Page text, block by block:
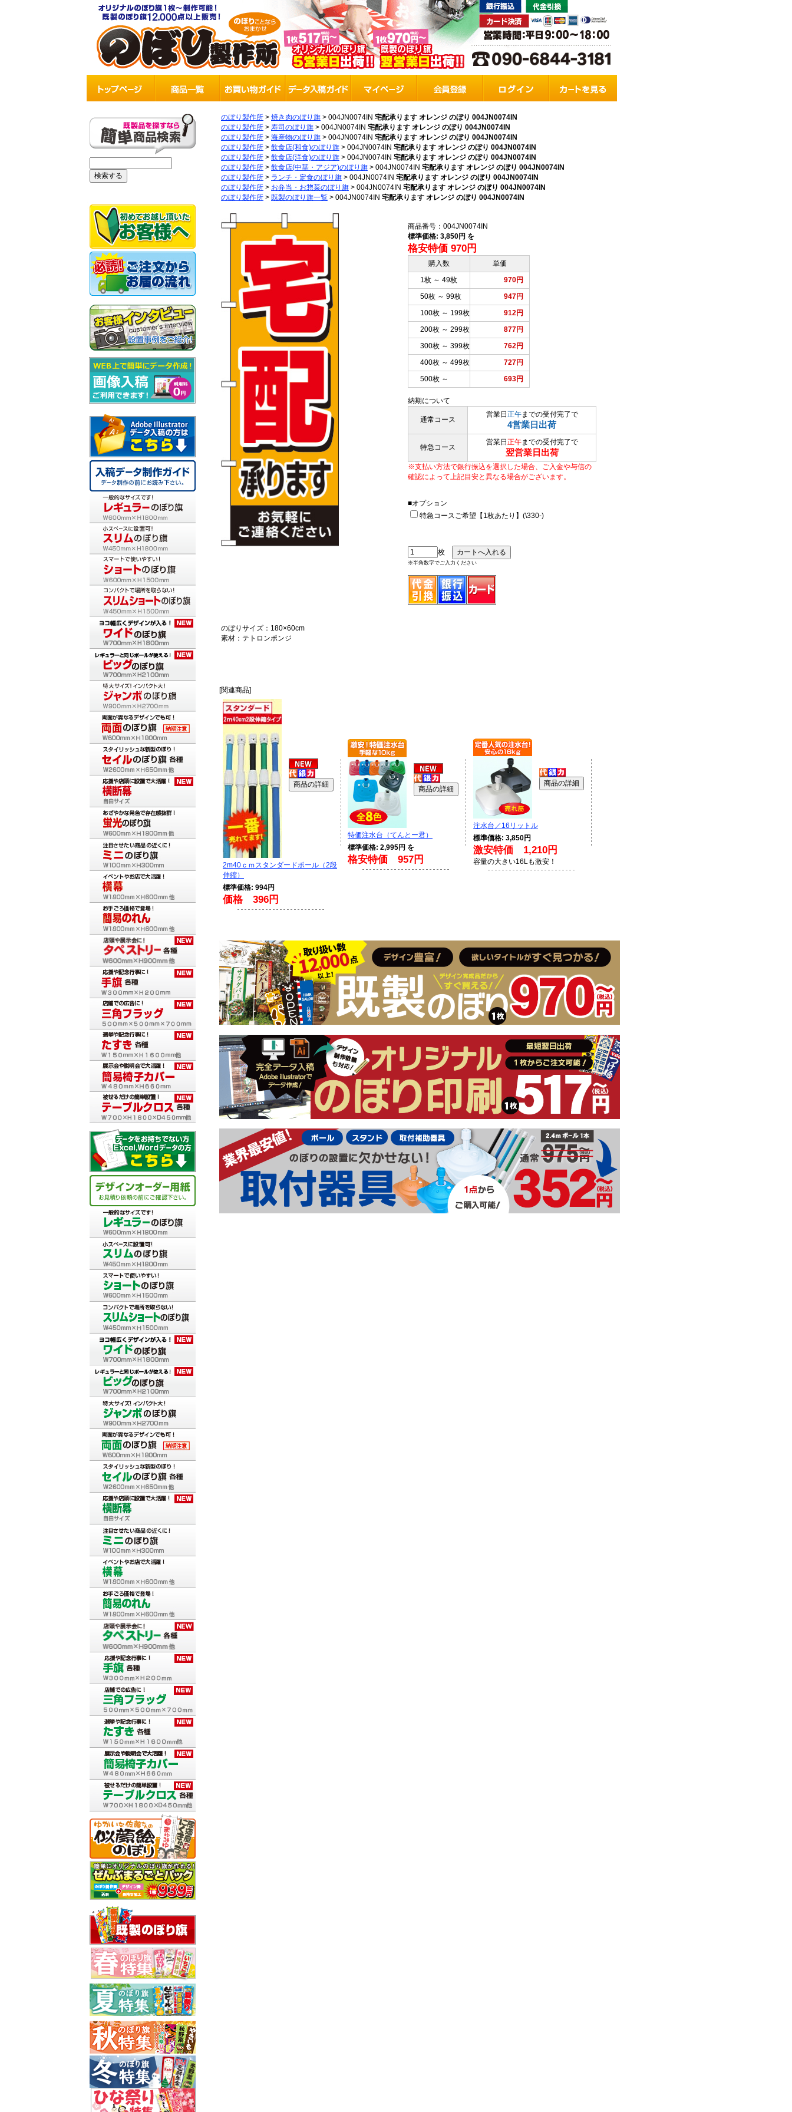
のぼり製作所 > 焼き肉のぼり旗 > 004JN0074IN 宅配承ります オレンジ のぼり 004JN0074IN
のぼり製作所 > 寿司のぼり旗 > 004JN0074IN 宅配承ります オレンジ のぼり 004JN0074IN
のぼり製作所 > 海産物のぼり旗 > 004JN0074IN 宅配承ります オレンジ のぼり 004JN0074IN
のぼり製作所 > 飲食店(和食)のぼり旗 > 004JN0074IN 宅配承ります オレンジ のぼり 004JN0074IN
のぼり製作所 > 飲食店(洋食)のぼり旗 > 004JN0074IN 宅配承ります オレンジ のぼり 004JN0074IN
のぼり製作所 > 飲食店(中華・アジア)のぼり旗 > 004JN0074IN 宅配承ります オレンジ のぼり 004JN0074IN
のぼり製作所 > ランチ・定食のぼり旗 > 004JN0074IN 宅配承ります オレンジ のぼり 004JN0074IN
のぼり製作所 > お弁当・お惣菜のぼり旗 > 004JN0074IN 宅配承ります オレンジ のぼり 004JN0074IN
のぼり製作所 > 既製のぼり旗一覧 > 004JN0074IN 宅配承ります オレンジ のぼり 004JN0074IN
商品番号：004JN0074IN
標準価格: 3,850円 を
格安特価 970円
購入数
単価
1枚 ～ 49枚
970円
50枚 ～ 99枚
947円
100枚 ～ 199枚
912円
200枚 ～ 299枚
877円
300枚 ～ 399枚
762円
400枚 ～ 499枚
727円
500枚 ～
693円
納期について
通常コース
営業日 正午までの受付完了で
4営業日出荷
特急コース
営業日 正午までの受付完了で
翌営業日出荷
※支払い方法で銀行振込を選択した場合、ご入金や与信の
確認によって上記目安と異なる場合がございます。
■オプション
特急コースご希望【1枚あたり】(\330-)
枚
※半角数字でご入力ください
のぼりサイズ：180×60cm
素材：テトロンポンジ
[関連商品]
2m40ｃｍスタンダードポール（2段
伸縮）
標準価格: 994円
価格 396円
特価注水台（てんとー君）
標準価格: 2,995円 を
格安特価 957円
注水台／16リットル
標準価格: 3,850円
激安特価 1,210円
容量の大きい16Lも激安！